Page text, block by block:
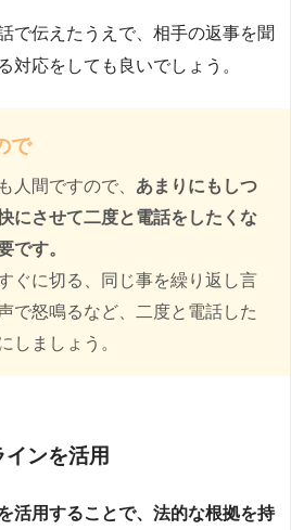
で伝えたうえで、相手の返事を聞
対応をしても良いでしょう。
で
人間ですので、 あまりにもしつ
にさせて二度と電話をしたくな
です。
ぐに切る、同じ事を繰り返し言
で怒鳴るなど、二度と電話した
しましょう。
ンを活用
活用することで、法的な根拠を持